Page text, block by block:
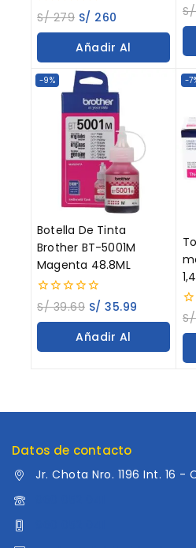
0
out
of
S/279 S/ 260
Añadir Al
Carrito
0
out
of
S/
-9%
Botella De Tinta
Brother BT-5001M
Magenta 48.8ML
0
out
of
S/39.69 S/ 35.99
Añadir Al
-
0
out
of
S/
Datos de contacto
Jr. Chota Nro. 1196 Int. 16 -